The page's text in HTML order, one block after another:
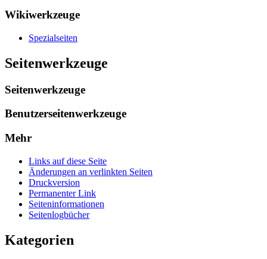
Wikiwerkzeuge
Spezialseiten
Seitenwerkzeuge
Seitenwerkzeuge
Benutzerseitenwerkzeuge
Mehr
Links auf diese Seite
Änderungen an verlinkten Seiten
Druckversion
Permanenter Link
Seiten­­informationen
Seitenlogbücher
Kategorien